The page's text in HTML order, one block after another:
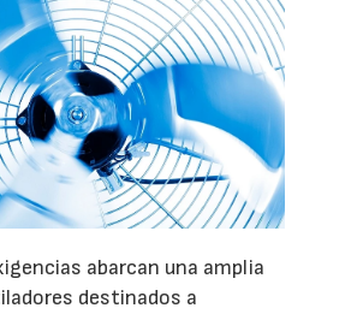
abarcan una amplia
destinados a